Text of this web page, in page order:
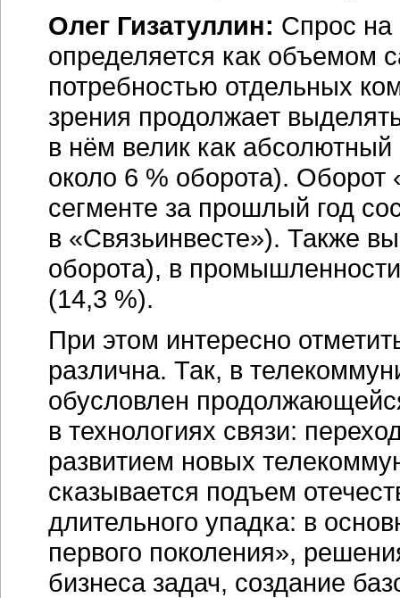
Олег Гизатуллин: Спрос на
определяется как объемом
потребностью отдельных
зрения продолжает
в нём велик как
около 6 % оборота). Оборот
сегменте за прошлый год
в «Связьинвесте»). Также
оборота), в
(14,3 %).
При этом интересно
различна. Так, в
обусловлен
в технологиях связи:
развитием новых
сказывается подъем
длительного упадка: в
первого поколения»,
бизнеса задач, создание